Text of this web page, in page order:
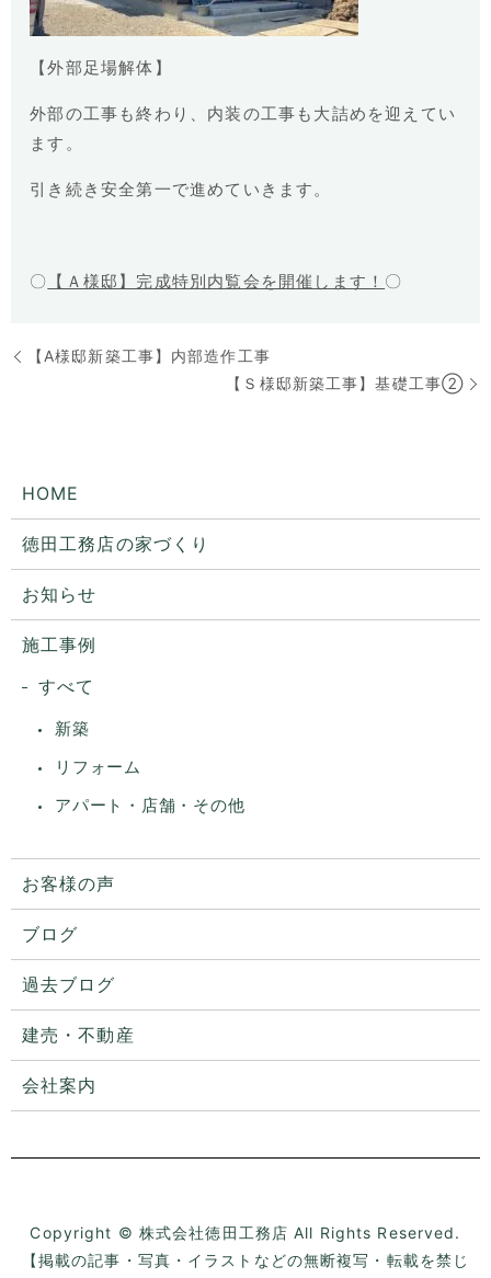
【外部足場解体】
外部の工事も終わり、内装の工事も大詰めを迎えてい
ます。
引き続き安全第一で進めていきます。
〇 【Ａ様邸】完成特別内覧会を開催します！ 〇
【A様邸新築工事】内部造作工事
【Ｓ様邸新築工事】基礎工事②
HOME
徳田工務店の家づくり
お知らせ
施工事例
すべて
新築
リフォーム
アパート・店舗・その他
お客様の声
ブログ
過去ブログ
建売・不動産
会社案内
Copyright © 株式会社徳田工務店 All Rights Reserved.
【掲載の記事・写真・イラストなどの無断複写・転載を禁じ